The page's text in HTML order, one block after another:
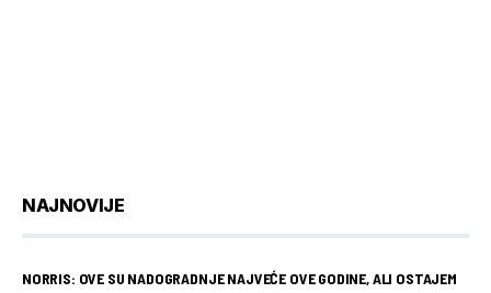
NAJNOVIJE
NORRIS: OVE SU NADOGRADNJE NAJVEĆE OVE GODINE, ALI OSTAJEM